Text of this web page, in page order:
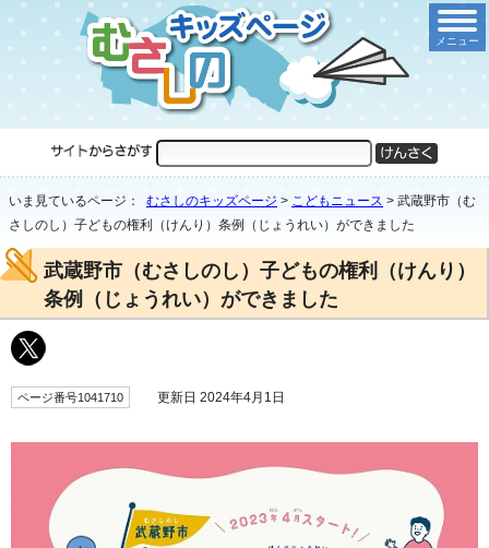
メニュー
いま見ているページ： むさしのキッズページ > こどもニュース > 武蔵野市（む
さしのし）子どもの権利（けんり）条例（じょうれい）ができました
武蔵野市（むさしのし）子どもの権利（けんり）
条例（じょうれい）ができました
ページ番号1041710 更新日 2024年4月1日